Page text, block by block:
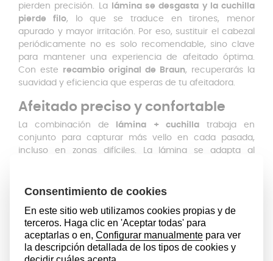
pierden precisión. La
lámina se desgasta y la cuchilla
pierde filo, lo que se traduce en tirones, menor
apurado y mayor irritación. Por eso, sustituir el cabezal
periódicamente no es solo recomendable, sino clave
para mantener una experiencia de afeitado óptima.
Con este recambio original de Braun, recuperarás la
suavidad y eficiencia que esperas de tu afeitadora.
Afeitado preciso y confortable
La combinación de lámina + cuchillatrabaja en
conjunto para capturar más vello en cada pasada,
incluso en zonas difíciles. La lámina se adapta al
Este recambio es original de Braun, lo que
garantiza
calidad, durabilidad y compatibilidad totalcon los
modelos indicados. A diferencia de piezas genéricas,
este repuesto ha sido diseñado y probado bajo los